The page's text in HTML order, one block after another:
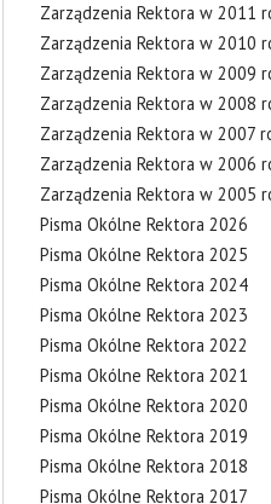
Zarządzenia Rektora w 2011
Zarządzenia Rektora w 2010
Zarządzenia Rektora w 2009
Zarządzenia Rektora w 2008
Zarządzenia Rektora w 2007
Zarządzenia Rektora w 2006
Zarządzenia Rektora w 2005
Pisma Okólne Rektora 2026
Pisma Okólne Rektora 2025
Pisma Okólne Rektora 2024
Pisma Okólne Rektora 2023
Pisma Okólne Rektora 2022
Pisma Okólne Rektora 2021
Pisma Okólne Rektora 2020
Pisma Okólne Rektora 2019
Pisma Okólne Rektora 2018
Pisma Okólne Rektora 2017